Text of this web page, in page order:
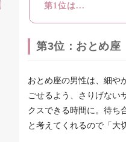
第1位は...
第3位：おとめ座
おとめ座の男性は、細や
ごせるよう、さりげない
クスできる時間に。待ち
と考えてくれるので「大